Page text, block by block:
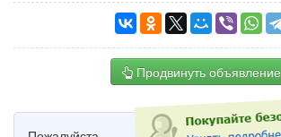
Продвинуть объявление